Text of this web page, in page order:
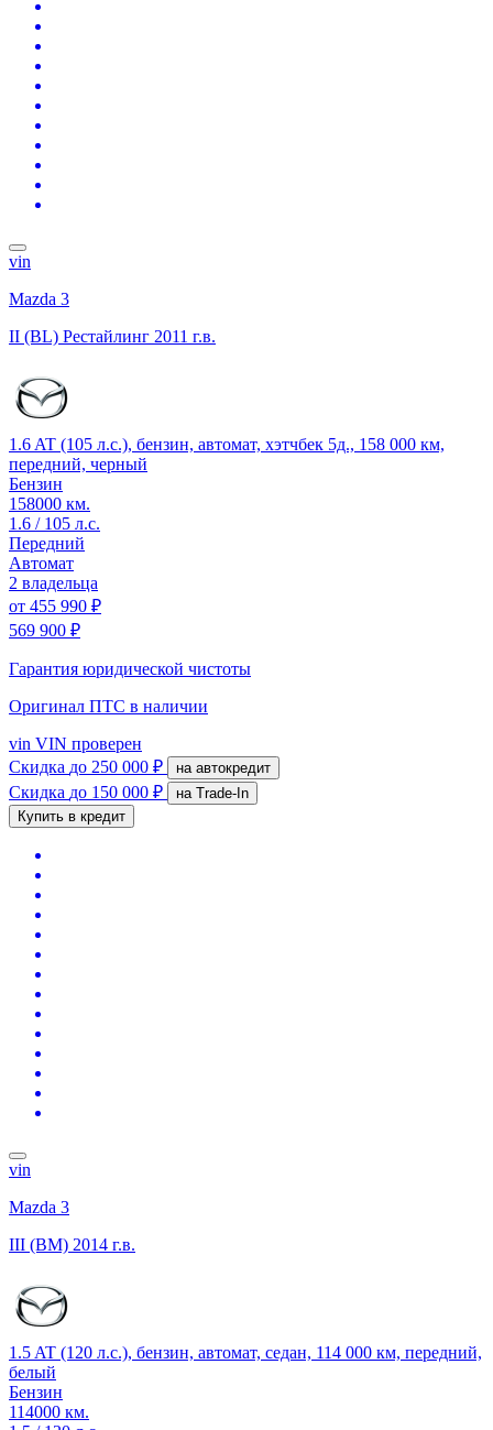
vin
Mazda 3
II (BL) Рестайлинг 2011 г.в.
1.6 AT (105 л.с.), бензин, автомат, хэтчбек 5д., 158 000 км,
передний, черный
Бензин
158000 км.
1.6 / 105 л.с.
Передний
Автомат
2 владельца
от 455 990 ₽
569 900 ₽
Гарантия юридической чистоты
Оригинал ПТС в наличии
vin VIN проверен
Скидка до 250 000 ₽ на автокредит
Скидка до 150 000 ₽
на Trade-In
Купить в кредит
vin
Mazda 3
III (BM) 2014 г.в.
1.5 AT (120 л.с.), бензин, автомат, седан, 114 000 км, передний,
белый
Бензин
114000 км.